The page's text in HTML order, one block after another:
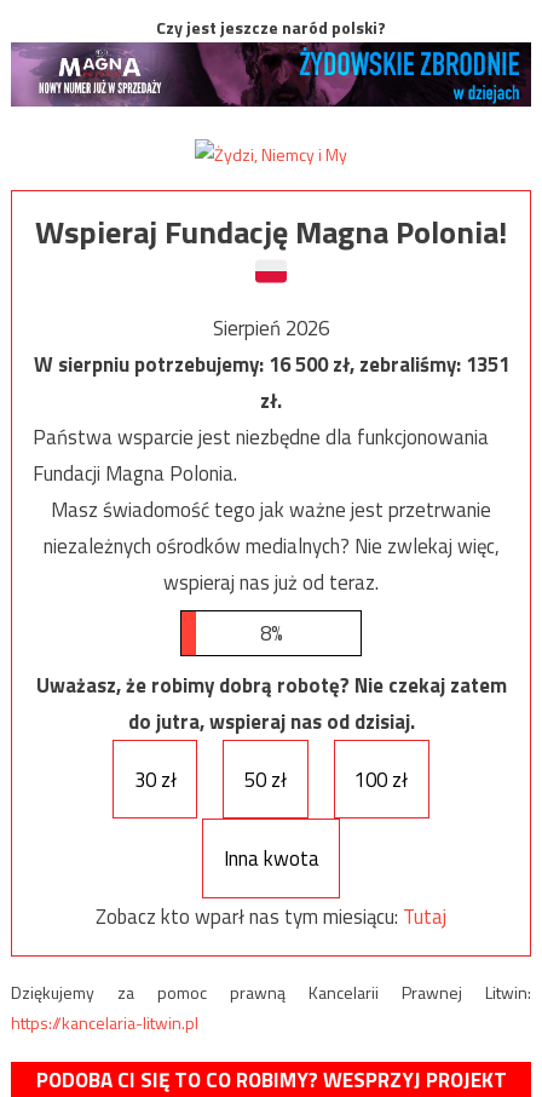
Czy jest jeszcze naród polski?
Wspieraj Fundację Magna Polonia!
Sierpień 2026
W sierpniu potrzebujemy:16 500zł, zebraliśmy:1351
zł.
Państwa wsparcie jest niezbędne dla funkcjonowania
Fundacji Magna Polonia.
Masz świadomość tego jak ważne jest przetrwanie
niezależnych ośrodków medialnych? Nie zwlekaj więc,
wspieraj nas już od teraz.
8%
Uważasz, że robimy dobrą robotę? Nie czekaj zatem
do jutra, wspieraj nas od dzisiaj.
30 zł
50 zł 100 zł
Inna kwota
Zobacz kto wparł nas tym miesiącu: Tutaj
Dziękujemy za pomoc prawną Kancelarii Prawnej Litwin:
https://kancelaria-litwin.pl
PODOBA CI SIĘ TO CO ROBIMY? WESPRZYJ PROJEKT